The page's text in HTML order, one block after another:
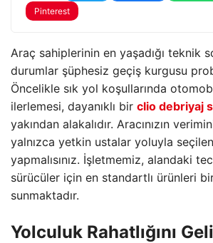
Pinterest
Araç sahiplerinin en yaşadığı teknik
durumlar şüphesiz geçiş kurgusu
Öncelikle sık yol koşullarında
ilerlemesi, dayanıklı bir clio debriyaj
yakından alakalıdır. Aracınızın
yalnızca yetkin ustalar yoluyla
yapmalısınız. İşletmemiz, alandaki
sürücüler için en standartlı ürünleri
sunmaktadır.
Yolculuk Rahatlığını